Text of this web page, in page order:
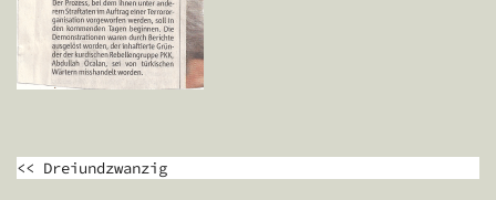
BEITRAGSNAVIGATION
<< Dreiundzwanzig